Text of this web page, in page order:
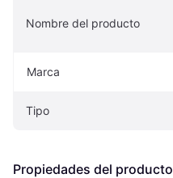
Nombre del producto
Marca
Tipo
Propiedades del producto